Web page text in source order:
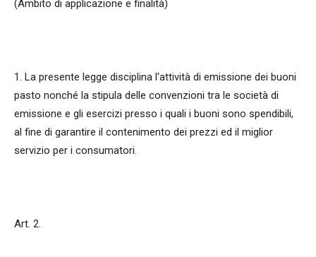
(Ambito di applicazione e finalità)
1. La presente legge disciplina l'attività di emissione dei buoni
pasto nonché la stipula delle convenzioni tra le società di
emissione e gli esercizi presso i quali i buoni sono spendibili,
al fine di garantire il contenimento dei prezzi ed il miglior
servizio per i consumatori.
Art. 2.